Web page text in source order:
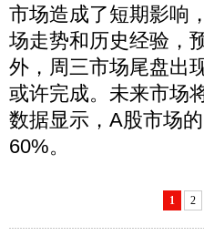
市场造成了短期影响
场走势和历史经验，
外，周三市场尾盘出
或许完成。未来市场
数据显示，A股市场
60%。
1 2